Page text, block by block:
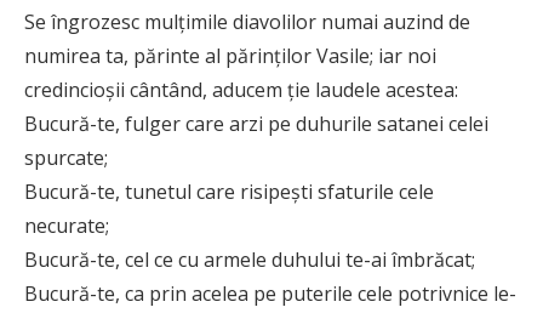
Se îngrozesc mulţimile diavolilor numai auzind de
numirea ta, părinte al părinţilor Vasile; iar noi
credincioşii cântând, aducem ţie laudele acestea:
Bucură-te, fulger care arzi pe duhurile satanei celei
spurcate;
Bucură-te, tunetul care risipeşti sfaturile cele
necurate;
Bucură-te, cel ce cu armele duhului te-ai îmbrăcat;
Bucură-te, ca prin acelea pe puterile cele potrivnice le-